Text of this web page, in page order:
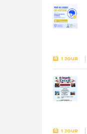
1 JOUR
1 JOUR